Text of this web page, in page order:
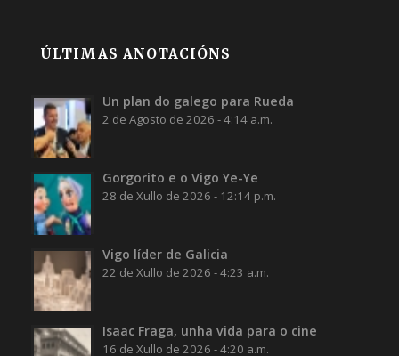
ÚLTIMAS ANOTACIÓNS
Un plan do galego para Rueda
2 de Agosto de 2026 - 4:14 a.m.
Gorgorito e o Vigo Ye-Ye
28 de Xullo de 2026 - 12:14 p.m.
Vigo líder de Galicia
22 de Xullo de 2026 - 4:23 a.m.
Isaac Fraga, unha vida para o cine
16 de Xullo de 2026 - 4:20 a.m.